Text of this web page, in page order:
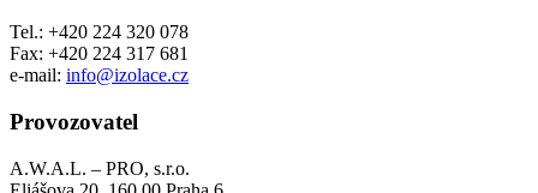
Tel.: +420 224 320 078
Fax: +420 224 317 681
e-mail: info@izolace.cz
Provozovatel
A.W.A.L. – PRO, s.r.o.